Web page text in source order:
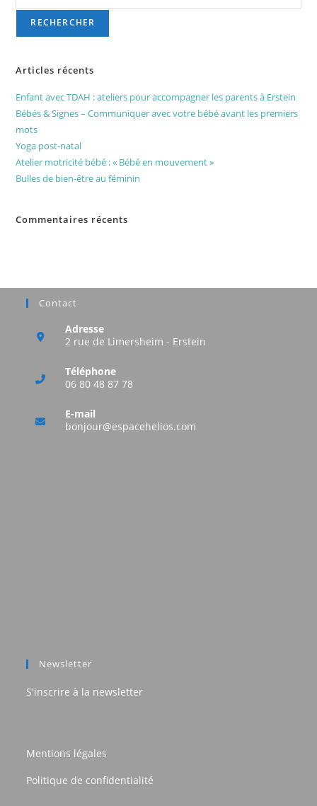
RECHERCHER
Articles récents
Enfant avec TDAH : ateliers pour accompagner les parents à Erstein
Bébés & Signes – Communiquer avec votre bébé avant les premiers
mots
Yoga post-natal
Atelier motricité bébé : « Bébé en mouvement »
Bulles de bien-être au féminin
Commentaires récents
Contact
Adresse
2 rue de Limersheim - Erstein
Téléphone
06 80 48 87 78
E-mail
bonjour@espacehelios.com
Newsletter
S'inscrire à la newsletter
Mentions légales
Politique de confidentialité